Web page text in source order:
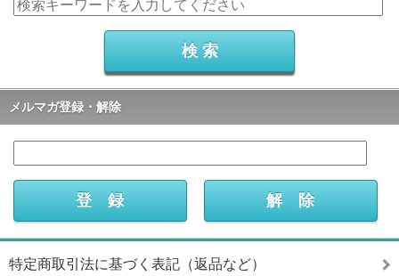
メルマガ登録・解除
特定商取引法に基づく表記（返品など）